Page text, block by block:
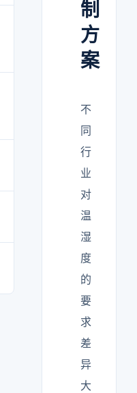
制
方
案
不
同
行
业
对
温
湿
度
的
要
求
差
异
大